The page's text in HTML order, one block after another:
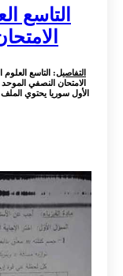
التاسع
التفاصيل: التاسع
الامتحان النصفي
الأول سوريا يحتوي